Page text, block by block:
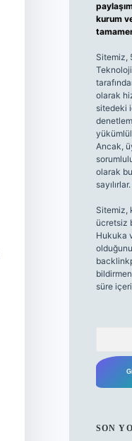
kurum
Sitemiz,
olarak
sitedeki
Ancak,
olarak
sayılırlar.
Sitemiz,
ücretsiz
Hukuka
süre
SON